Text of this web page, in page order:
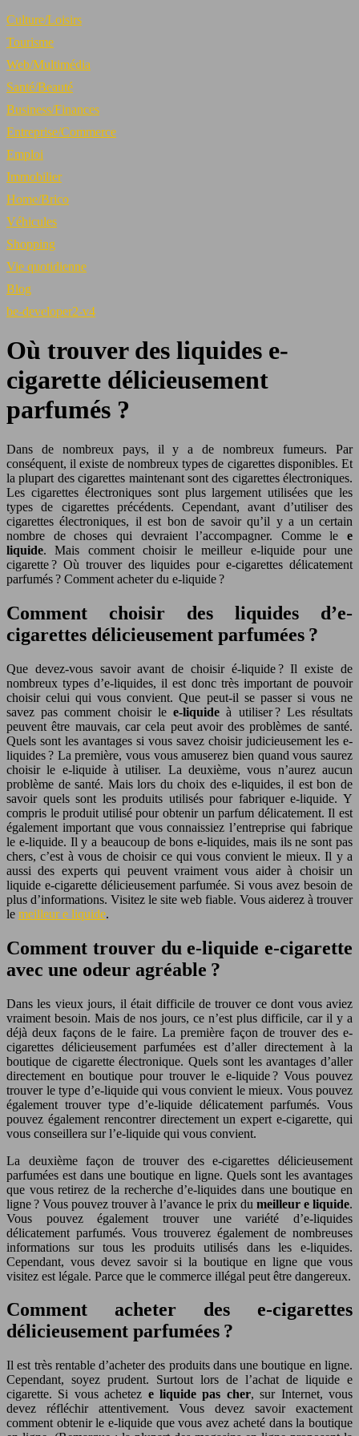
Culture/Loisirs
Tourisme
Web/Multimédia
Santé/Beauté
Business/Finances
Entreprise/Commerce
Emploi
Immobilier
Home/Brico
Véhicules
Shopping
Vie quotidienne
Blog
be-developer2-v4
Où trouver des liquides e-
cigarette délicieusement
parfumés ?
Dans de nombreux pays, il y a de nombreux fumeurs. Par
conséquent, il existe de nombreux types de cigarettes disponibles. Et
la plupart des cigarettes maintenant sont des cigarettes électroniques.
Les cigarettes électroniques sont plus largement utilisées que les
types de cigarettes précédents. Cependant, avant d’utiliser des
cigarettes électroniques, il est bon de savoir qu’il y a un certain
nombre de choses qui devraient l’accompagner. Comme le e
liquide. Mais comment choisir le meilleur e-liquide pour une
cigarette ? Où trouver des liquides pour e-cigarettes délicatement
parfumés ? Comment acheter du e-liquide ?
Comment choisir des liquides d’e-
cigarettes délicieusement parfumées ?
Que devez-vous savoir avant de choisir é-liquide ? Il existe de
nombreux types d’e-liquides, il est donc très important de pouvoir
choisir celui qui vous convient. Que peut-il se passer si vous ne
savez pas comment choisir lee-liquide à utiliser ? Les résultats
peuvent être mauvais, car cela peut avoir des problèmes de santé.
Quels sont les avantages si vous savez choisir judicieusement les e-
liquides ? La première, vous vous amuserez bien quand vous saurez
choisir le e-liquide à utiliser. La deuxième, vous n’aurez aucun
problème de santé. Mais lors du choix des e-liquides, il est bon de
savoir quels sont les produits utilisés pour fabriquer e-liquide. Y
compris le produit utilisé pour obtenir un parfum délicatement. Il est
également important que vous connaissiez l’entreprise qui fabrique
le e-liquide. Il y a beaucoup de bons e-liquides, mais ils ne sont pas
chers, c’est à vous de choisir ce qui vous convient le mieux. Il y a
aussi des experts qui peuvent vraiment vous aider à choisir un
liquide e-cigarette délicieusement parfumée. Si vous avez besoin de
plus d’informations. Visitez le site web fiable. Vous aiderez à trouver
le meilleur e liquide.
Comment trouver du e-liquide e-cigarette
avec une odeur agréable ?
Dans les vieux jours, il était difficile de trouver ce dont vous aviez
vraiment besoin. Mais de nos jours, ce n’est plus difficile, car il y a
déjà deux façons de le faire. La première façon de trouver des e-
cigarettes délicieusement parfumées est d’aller directement à la
boutique de cigarette électronique. Quels sont les avantages d’aller
directement en boutique pour trouver le e-liquide ? Vous pouvez
trouver le type d’e-liquide qui vous convient le mieux. Vous pouvez
également trouver type d’e-liquide délicatement parfumés. Vous
pouvez également rencontrer directement un expert e-cigarette, qui
vous conseillera sur l’e-liquide qui vous convient.
La deuxième façon de trouver des e-cigarettes délicieusement
parfumées est dans une boutique en ligne. Quels sont les avantages
que vous retirez de la recherche d’e-liquides dans une boutique en
ligne ? Vous pouvez trouver à l’avance le prix du meilleur e liquide.
Vous pouvez également trouver une variété d’e-liquides
délicatement parfumés. Vous trouverez également de nombreuses
informations sur tous les produits utilisés dans les e-liquides.
Cependant, vous devez savoir si la boutique en ligne que vous
visitez est légale. Parce que le commerce illégal peut être dangereux.
Comment acheter des e-cigarettes
délicieusement parfumées ?
Il est très rentable d’acheter des produits dans une boutique en ligne.
Cependant, soyez prudent. Surtout lors de l’achat de liquide e
cigarette. Si vous achetez e liquide pas cher, sur Internet, vous
devez réfléchir attentivement. Vous devez savoir exactement
comment obtenir le e-liquide que vous avez acheté dans la boutique